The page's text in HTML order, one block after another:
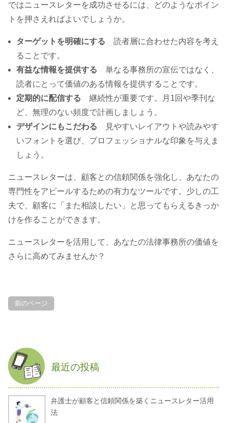
ではニュースレターを成功させるには、どのようなポイン
トを押さえればよいでしょうか。
ターゲットを明確にする 読者層に合わせた内容を考え
ることです。
有益な情報を提供する 単なる事務所の宣伝ではなく、
読者にとって価値のある情報を提供することです。
定期的に配信する 継続性が重要です。月1回や季刊な
ど、無理のない頻度で計画しましょう。
デザインにもこだわる 見やすいレイアウトや読みやす
いフォントを選び、プロフェッショナルな印象を与えま
しょう。
ニュースレターは、顧客との信頼関係を強化し、あなたの
専門性をアピールするための有力なツールです。少しの工
夫で、顧客に「また相談したい」と思ってもらえるきっか
けを作ることができます。
ニュースレターを活用して、あなたの法律事務所の価値を
さらに高めてみませんか？
前のページ
最近の投稿
弁護士が顧客と信頼関係を築くニュースレター活用
法